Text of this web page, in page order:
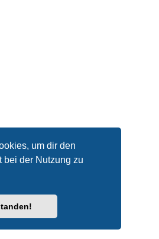
um dir den
bei der Nutzung zu